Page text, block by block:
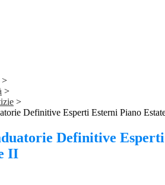
>
>
>
Definitive Esperti Esterni Piano
Definitive
II